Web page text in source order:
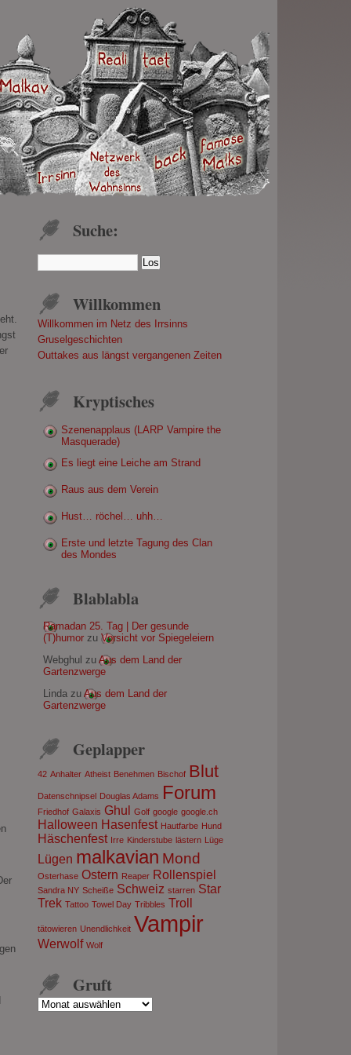
Suche:
Willkommen
Willkommen im Netz des Irrsinns
Gruselgeschichten
Outtakes aus längst vergangenen Zeiten
Kryptisches
Szenenapplaus (LARP Vampire the
Masquerade)
Es liegt eine Leiche am Strand
Raus aus dem Verein
Hust… röchel… uhh…
Erste und letzte Tagung des Clan
des Mondes
Blablabla
Ramadan 25. Tag | Der gesunde
(T)humorzu Vorsicht vor Spiegeleiern
Webghul zu Aus dem Land der
Gartenzwerge
Linda zu Aus dem Land der
Gartenzwerge
Geplapper
42 Anhalter Atheist Benehmen Bischof Blut
Datenschnipsel Douglas Adams Forum
Friedhof Galaxis Ghul Golf google google.ch
Halloween Hasenfest Hautfarbe Hund
Häschenfest Irre Kinderstube lästern Lüge
Lügen malkavian Mond
Osterhase Ostern Reaper Rollenspiel
Sandra NY Scheiße Schweiz starren Star
Trek Tattoo Towel Day Tribbles Troll
tätowieren Unendlichkeit Vampir
Werwolf Wolf
Gruft
Gruft